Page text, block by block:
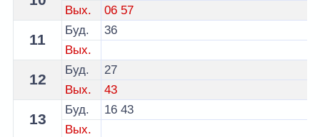
Вых.
06 57
11
Буд.
36
Вых.
12
Буд.
27
Вых.
43
13
Буд. 16 43
Вых.